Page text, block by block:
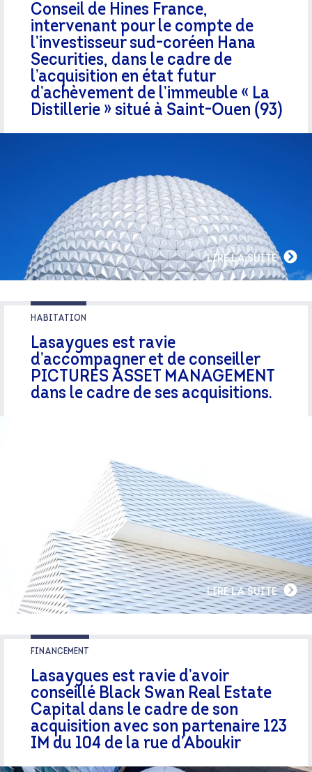
Conseil de Hines France,
intervenant pour le compte de
l’investisseur sud-coréen Hana
Securities, dans le cadre de
l’acquisition en état futur
d’achèvement de l’immeuble « La
Distillerie » situé à Saint-Ouen (93)
LIRE LA SUITE
HABITATION
Lasaygues est ravie
d’accompagner et de conseiller
PICTURES ASSET MANAGEMENT
dans le cadre de ses acquisitions.
LIRE LA SUITE
FINANCEMENT
Lasaygues est ravie d’avoir
conseillé Black Swan Real Estate
Capital dans le cadre de son
acquisition avec son partenaire 123
IM du 104 de la rue d’Aboukir